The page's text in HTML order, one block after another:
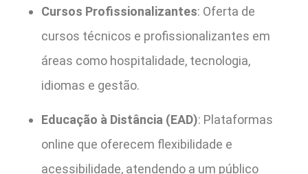
Cursos Profissionalizantes: Oferta de
cursos técnicos e profissionalizantes em
áreas como hospitalidade, tecnologia,
idiomas e gestão.
Educação à Distância (EAD): Plataformas
online que oferecem flexibilidade e
acessibilidade, atendendo a um público